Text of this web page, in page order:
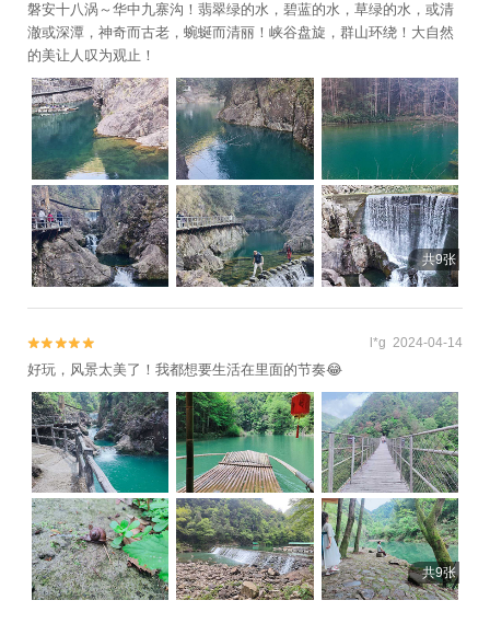
府城隍庙+神丽峡+金华人民广场+东阳卢宅
景区+郭洞祭祖+金华双龙风景旅游区+明清
宫苑+东阳花园-已下线+义乌海洋世界+舞龙
峡景区+金华动物园+江南第一家+灵江源漂
流+金华美地南山漂流+金华龙潭大峡谷+兰
溪名果山庄+牛头山国家森林公园+寺平古村
落景区+大红岩景区+东阳中国木雕城+金华
安地仙源谷漂流+武义欢乐山寨农庄+武义花
溪十八湾+义乌马溪+义乌国际商贸城+清明
上河图+永康森林公园+寿仙谷漂流+龙山景
区+永康云溪村+九峰山风景区+横店梦幻谷
水世界+九峰温泉+牛头山梦温泉+金华寺森
+永康动物乐园+金华市体育馆+金华湖度假
村+兰溪马坞村杨梅庄园+浦江游轮+义乌梅
湖极爽水世界乐园+义乌幸福湖水库+璟园古
民居博物馆+灵江源森林公园+灵江源景区
+东阳剧院+武义温泉萤石博物馆+永康龙川
文化园+浙江东阳市艺术紫檀博物馆+竹海滑
道+横店圆明新园·夏苑+圆明新园（秋苑）
+金华市博物馆+浙江兰湖旅游度假区+花田
美地+横店梦泉谷+诗人小镇+金鸡岩景区+渔
磐安十八涡～华中九寨沟！翡翠绿的水，碧蓝的水，草绿的水，或清
澈或深潭，神奇而古老，蜿蜒而清丽！峡谷盘旋，群山环绕！大自然
的美让人叹为观止！
共9张

 l*g 2024-04-14
好玩，风景太美了！我都想要生活在里面的节奏😂
共9张